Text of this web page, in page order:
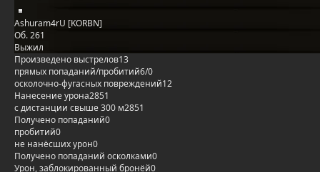
Ashuram4rU [KORBN]
Об. 261
Выжил
Произведено выстрелов13
прямых попаданий/пробитий6/0
осколочно-фугасных повреждений12
Нанесение урона2851
с дистанции свыше 300 м2851
Получено попаданий0
пробитий0
не нанёсших урон0
Получено попаданий осколками0
Урон, заблокированный бронёй0